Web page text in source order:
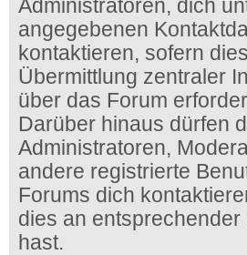
Administratoren, dich
angegebenen
kontaktieren, sofern
Übermittlung zentraler
über das Forum
Darüber hinaus dürfen
Administratoren,
andere registrierte
Forums dich
dies an entsprechender
hast.